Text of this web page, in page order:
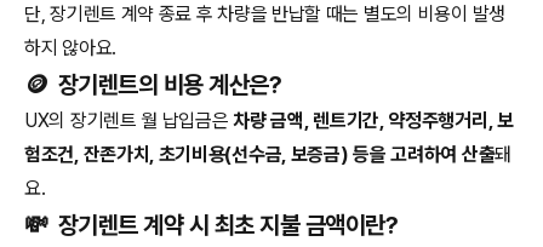
단, 장기렌트 계약 종료 후 차량을 반납할 때는 별도의 비용이 발생
하지 않아요.
🪙 장기렌트의 비용 계산은?
UX의 장기렌트 월 납입금은차량 금액, 렌트기간, 약정주행거리, 보
험조건, 잔존가치, 초기비용(선수금, 보증금) 등을 고려하여 산출돼
요.
💸 장기렌트 계약 시 최초 지불 금액이란?